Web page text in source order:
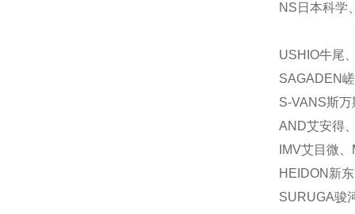
NS日本科学
USHIO牛尾
SAGADEN
S-VANS斯
AND艾安得
IMV艾目微
HEIDON新
SURUGA骏